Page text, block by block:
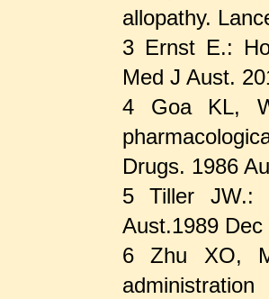
allopathy.
3 Ernst E.:
Med J Aust.
4 Goa KL,
Drugs. 1986
5 Tiller JW.:
Aust.1989 Dec
6 Zhu XO,